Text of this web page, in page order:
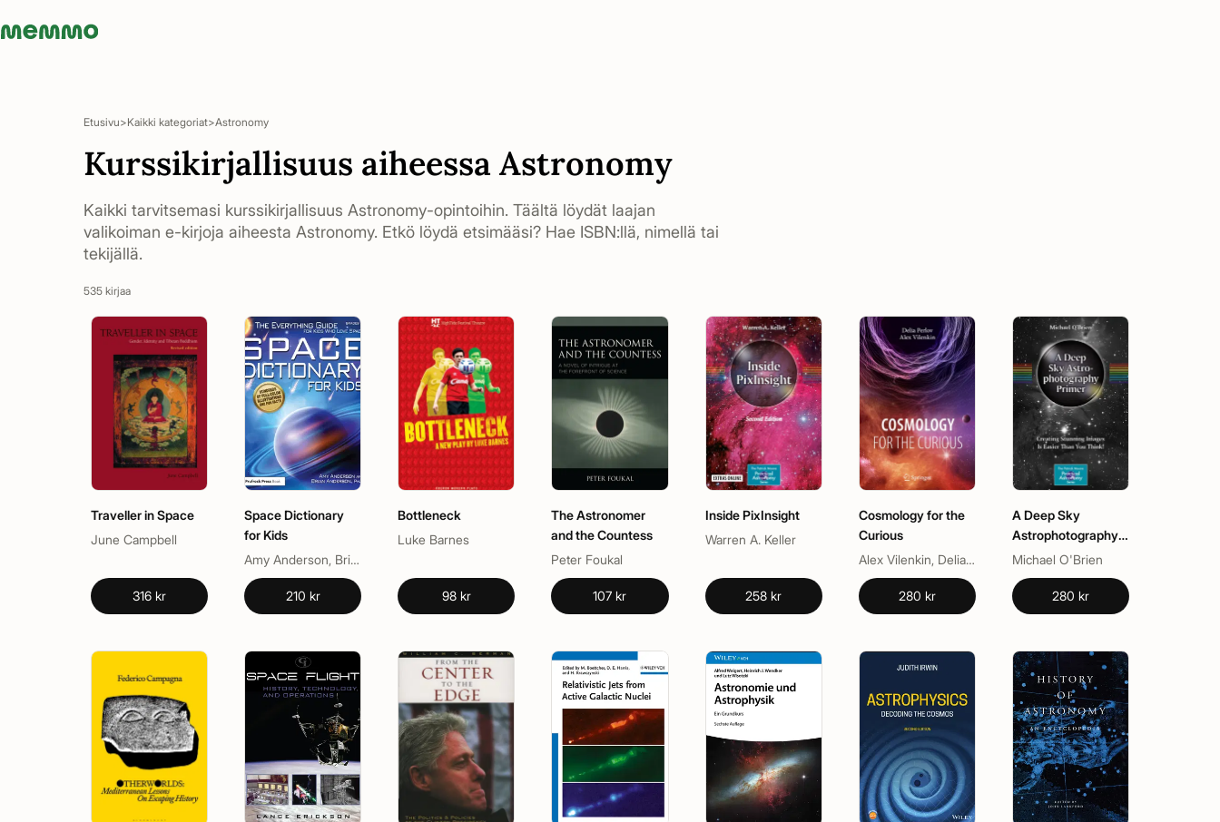
Memmo - AI-verktyg och digital kurslitteratur
Etusivu Kaikki kategoriat Astronomy
Kurssikirjallisuus aiheessa Astronomy
Kaikki tarvitsemasi kurssikirjallisuus Astronomy-opintoihin. Täältä löydät laajan
valikoiman e-kirjoja aiheesta Astronomy. Etkö löydä etsimääsi? Hae ISBN:llä, nimellä tai
tekijällä.
535 kirjaa
Traveller in Space
June Campbell
316 kr
Space Dictionary
for Kids
Amy Anderson, Brian Anderson
210 kr
Bottleneck
Luke Barnes
98 kr
The Astronomer
and the Countess
Peter Foukal
107 kr
Inside PixInsight
Warren A. Keller
258 kr
Cosmology for the
Curious
Alex Vilenkin, Delia Perlov
280 kr
A Deep Sky
Astrophotography
Primer
Michael O'Brien
280 kr